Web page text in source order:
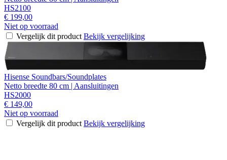
HS2100
€ 199,00
Niet op voorraad
Vergelijk dit product Bekijk vergelijking
Hisense Soundbars/Soundplates
Netto breedte 80 cm | Aansluitingen
HS2000
€ 149,00
Niet op voorraad
Vergelijk dit product Bekijk vergelijking